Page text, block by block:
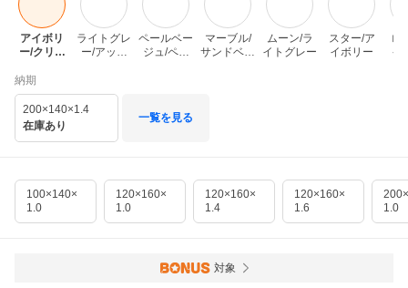
アイボリ
ー/クリー
ライトグレ
ー/アッシ
ペールベー
ジュ/ペー
マーブル/
サンドベー
ムーン/ラ
イトグレー
スター/ア
イボリー
ロ
イ
納期
200×140×1.4
在庫あり
一覧を見る
100×140×
1.0
120×160×
1.0
120×160×
1.4
120×160×
1.6
1.0
対象